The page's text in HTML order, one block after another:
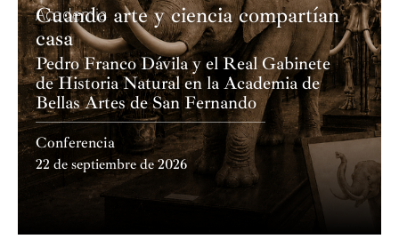
Academia
Cuando arte y ciencia compartían
casa
Pedro Franco Dávila y el Real Gabinete
de Historia Natural en la Academia de
Bellas Artes de San Fernando
Conferencia
22 de septiembre de 2026